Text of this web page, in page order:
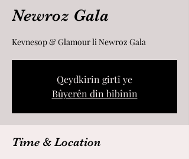
Newroz Gala
Kevnesop & Glamour li Newroz Gala
Qeydkirin girtî ye
Bûyerên din bibînin
Time & Location